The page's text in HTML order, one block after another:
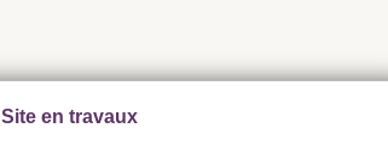
Site en travaux